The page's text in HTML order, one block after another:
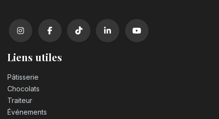
Liens utiles
Pâtisserie
Chocolats
Traiteur
Événements